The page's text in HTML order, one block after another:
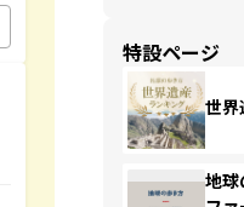
特設ページ
世界
地